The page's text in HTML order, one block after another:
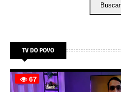
Buscar
TV DO POVO